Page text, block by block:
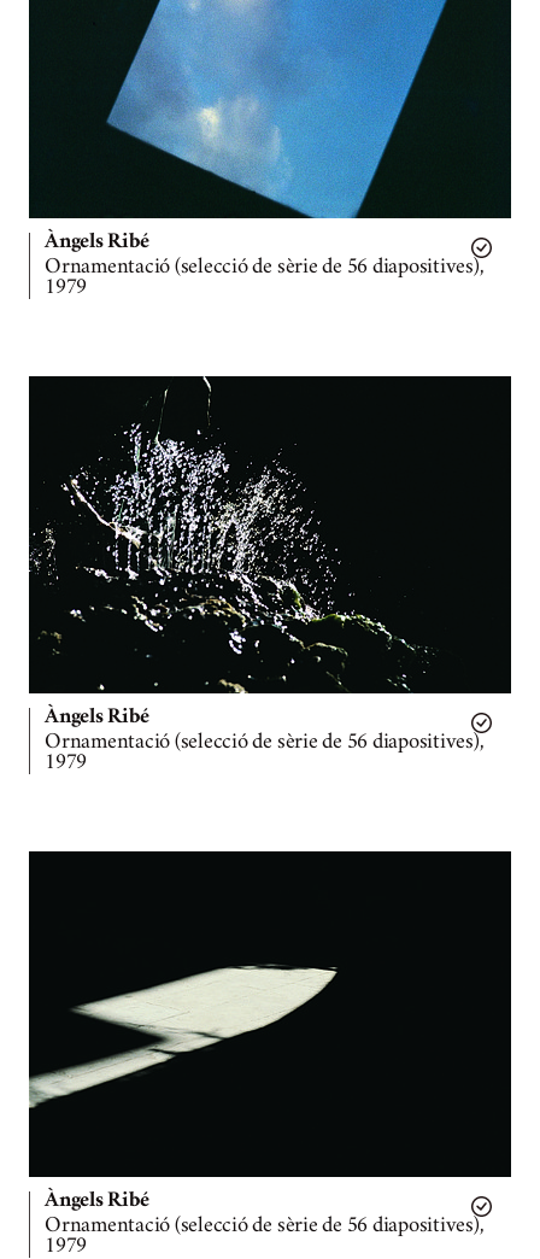
Àngels Ribé
Ornamentació (selecció de sèrie de 56 diapositives),
1979
Àngels Ribé
Ornamentació (selecció de sèrie de 56 diapositives),
1979
Àngels Ribé
Ornamentació (selecció de sèrie de 56 diapositives),
1979